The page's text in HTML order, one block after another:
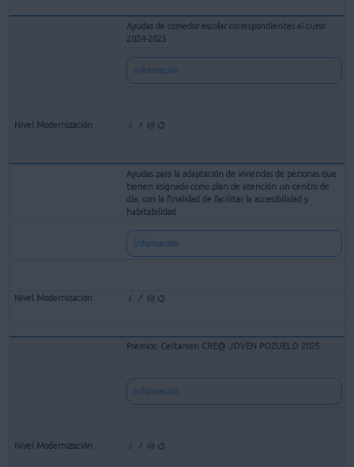
Ayudas de comedor escolar correspondientes al curso
2024-2025
Información
Ayudas para la adaptación de viviendas de personas que
tienen asignado como plan de atención un centro de
día, con la finalidad de facilitar la accesibilidad y
habitabilidad
Información
Premios: Certamen CRE@ JOVEN POZUELO 2025
Información